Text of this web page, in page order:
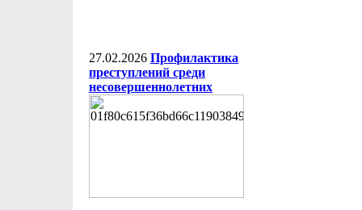
27.02.2026 Профилактика
преступлений среди
несовершеннолетних